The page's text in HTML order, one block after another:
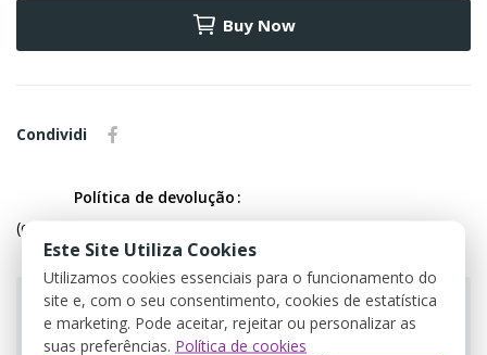
Buy Now
Condividi
Política de devolução
(editar com o módulo Customer Reassurance)
Este Site Utiliza Cookies
Utilizamos cookies essenciais para o funcionamento do
site e, com o seu consentimento, cookies de estatística
e marketing. Pode aceitar, rejeitar ou personalizar as
suas preferências. Política de cookies